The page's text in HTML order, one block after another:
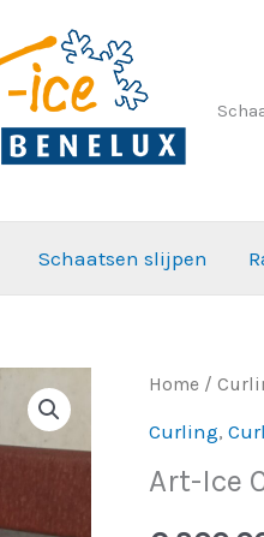
Schaatsen slijpen
Home /
Curling,
Art-Ice
Art-
Ice
aantal